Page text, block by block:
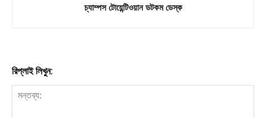
চ্যাম্পস টোয়েন্টিওয়ান ডটকম ডেস্ক
রিপ্লাই লিখুন: